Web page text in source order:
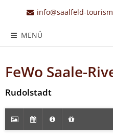
info@saalfeld-
MENÜ
FeWo Saale-
Rudolstadt